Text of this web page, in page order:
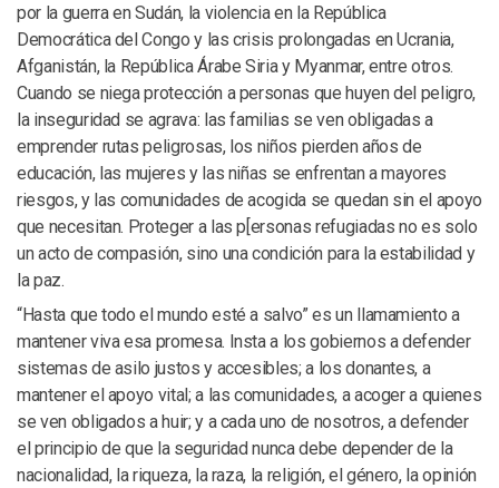
por la guerra en Sudán, la violencia en la República
Democrática del Congo y las crisis prolongadas en Ucrania,
Afganistán, la República Árabe Siria y Myanmar, entre otros.
Cuando se niega protección a personas que huyen del peligro,
la inseguridad se agrava: las familias se ven obligadas a
emprender rutas peligrosas, los niños pierden años de
educación, las mujeres y las niñas se enfrentan a mayores
riesgos, y las comunidades de acogida se quedan sin el apoyo
que necesitan. Proteger a las p[ersonas refugiadas no es solo
un acto de compasión, sino una condición para la estabilidad y
la paz.
“Hasta que todo el mundo esté a salvo” es un llamamiento a
mantener viva esa promesa. Insta a los gobiernos a defender
sistemas de asilo justos y accesibles; a los donantes, a
mantener el apoyo vital; a las comunidades, a acoger a quienes
se ven obligados a huir; y a cada uno de nosotros, a defender
el principio de que la seguridad nunca debe depender de la
nacionalidad, la riqueza, la raza, la religión, el género, la opinión